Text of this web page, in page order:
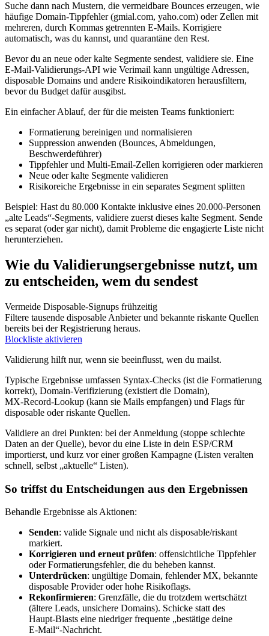
Suche dann nach Mustern, die vermeidbare Bounces erzeugen, wie
häufige Domain‑Tippfehler (gmial.com, yaho.com) oder Zellen mit
mehreren, durch Kommas getrennten E‑Mails. Korrigiere
automatisch, was du kannst, und quarantäne den Rest.
Bevor du an neue oder kalte Segmente sendest, validiere sie. Eine
E‑Mail‑Validierungs‑API wie Verimail kann ungültige Adressen,
disposable Domains und andere Risikoindikatoren herausfiltern,
bevor du Budget dafür ausgibst.
Ein einfacher Ablauf, der für die meisten Teams funktioniert:
Formatierung bereinigen und normalisieren
Suppression anwenden (Bounces, Abmeldungen,
Beschwerdeführer)
Tippfehler und Multi‑Email‑Zellen korrigieren oder markieren
Neue oder kalte Segmente validieren
Risikoreiche Ergebnisse in ein separates Segment splitten
Beispiel: Hast du 80.000 Kontakte inklusive eines 20.000‑Personen
„alte Leads“‑Segments, validiere zuerst dieses kalte Segment. Sende
es separat (oder gar nicht), damit Probleme die engagierte Liste nicht
herunterziehen.
Wie du Validierungsergebnisse nutzt, um
zu entscheiden, wem du sendest
Vermeide Disposable‑Signups frühzeitig
Filtere tausende disposable Anbieter und bekannte riskante Quellen
bereits bei der Registrierung heraus.
Blockliste aktivieren
Validierung hilft nur, wenn sie beeinflusst, wen du mailst.
Typische Ergebnisse umfassen Syntax‑Checks (ist die Formatierung
korrekt), Domain‑Verifizierung (existiert die Domain),
MX‑Record‑Lookup (kann sie Mails empfangen) und Flags für
disposable oder riskante Quellen.
Validiere an drei Punkten: bei der Anmeldung (stoppe schlechte
Daten an der Quelle), bevor du eine Liste in dein ESP/CRM
importierst, und kurz vor einer großen Kampagne (Listen veralten
schnell, selbst „aktuelle“ Listen).
So triffst du Entscheidungen aus den Ergebnissen
Behandle Ergebnisse als Aktionen:
Senden: valide Signale und nicht als disposable/riskant
markiert.
Korrigieren und erneut prüfen: offensichtliche Tippfehler
oder Formatierungsfehler, die du beheben kannst.
Unterdrücken: ungültige Domain, fehlender MX, bekannte
disposable Provider oder hohe Risikoflags.
Rekonfirmieren: Grenzfälle, die du trotzdem wertschätzt
(ältere Leads, unsichere Domains). Schicke statt des
Haupt‑Blasts eine niedriger frequente „bestätige deine
E‑Mail“‑Nachricht.